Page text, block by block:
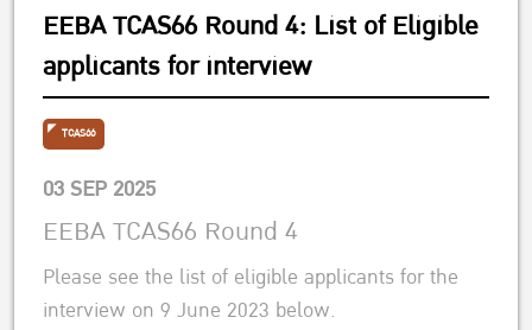
EEBA TCAS66 Round 4: List of Eligible
applicants for interview
TCAS66
03 SEP 2025
EEBA TCAS66 Round 4
Please see the list of eligible applicants for the
interview on 9 June 2023 below.